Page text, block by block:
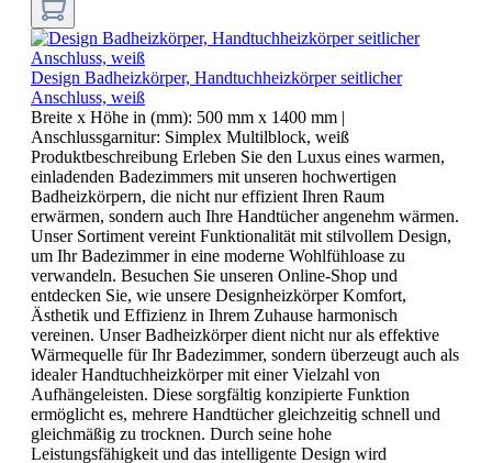
Design Badheizkörper, Handtuchheizkörper seitlicher
Anschluss, weiß
Breite x Höhe in (mm): 500 mm x 1400 mm |
Anschlussgarnitur: Simplex Multilblock, weiß
Produktbeschreibung Erleben Sie den Luxus eines warmen,
einladenden Badezimmers mit unseren hochwertigen
Badheizkörpern, die nicht nur effizient Ihren Raum
erwärmen, sondern auch Ihre Handtücher angenehm wärmen.
Unser Sortiment vereint Funktionalität mit stilvollem Design,
um Ihr Badezimmer in eine moderne Wohlfühloase zu
verwandeln. Besuchen Sie unseren Online-Shop und
entdecken Sie, wie unsere Designheizkörper Komfort,
Ästhetik und Effizienz in Ihrem Zuhause harmonisch
vereinen. Unser Badheizkörper dient nicht nur als effektive
Wärmequelle für Ihr Badezimmer, sondern überzeugt auch als
idealer Handtuchheizkörper mit einer Vielzahl von
Aufhängeleisten. Diese sorgfältig konzipierte Funktion
ermöglicht es, mehrere Handtücher gleichzeitig schnell und
gleichmäßig zu trocknen. Durch seine hohe
Leistungsfähigkeit und das intelligente Design wird